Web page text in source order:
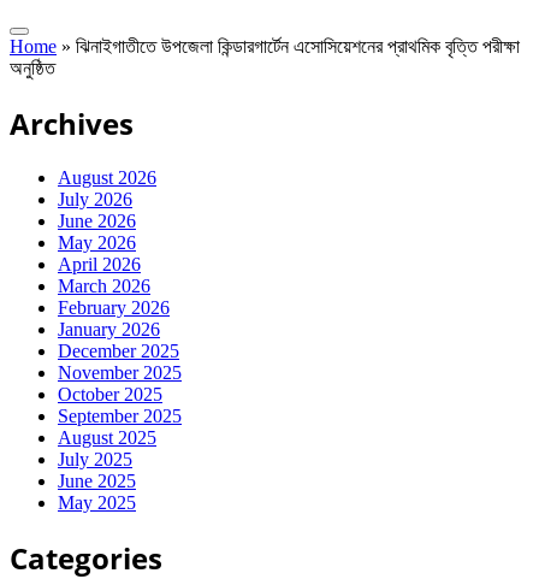
Home » ঝিনাইগাতীতে উপজেলা কিন্ডারগার্টেন এসোসিয়েশনের প্রাথমিক বৃত্তি পরীক্ষা
অনুষ্ঠিত
Archives
August 2026
July 2026
June 2026
May 2026
April 2026
March 2026
February 2026
January 2026
December 2025
November 2025
October 2025
September 2025
August 2025
July 2025
June 2025
May 2025
Categories